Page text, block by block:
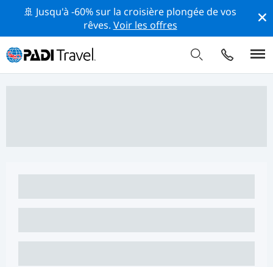
🚢 Jusqu'à -60% sur la croisière plongée de vos
rêves. Voir les offres